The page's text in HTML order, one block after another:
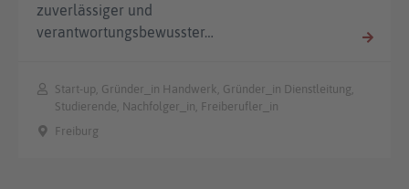
zuverlässiger und
verantwortungsbewusster…
Start-up, Gründer_in Handwerk, Gründer_in Dienstleitung,
Studierende, Nachfolger_in, Freiberufler_in
Freiburg